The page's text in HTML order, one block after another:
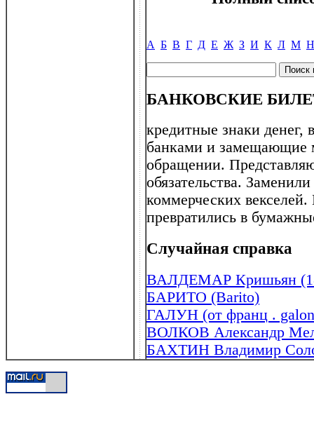
А Б В Г Д Е Ж З И К Л М Н
БАНКОВСКИЕ
кредитные знаки
банками и замещающие
обращении.
обязательства.
коммерческих
превратились в
Случайная справка
ВАЛДЕМАР Кришьян
БАРИТО (Barito)
ГАЛУН (от франц .
ВОЛКОВ Александр
БАХТИН Владимир